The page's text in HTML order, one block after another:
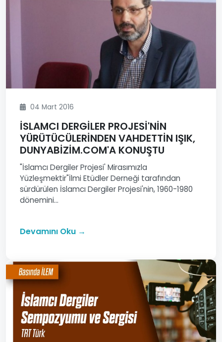
04 Mart 2016
İSLAMCI DERGİLER PROJESİ'NİN
YÜRÜTÜCÜLERİNDEN VAHDETTİN IŞIK,
DUNYABİZİM.COM'A KONUŞTU
"İslamcı Dergiler Projesi' Mirasımızla
Yüzleşmektir"İlmi Etüdler Derneği tarafından
sürdürülen İslamcı Dergiler Projesi'nin, 1960-1980
dönemini...
Devamını Oku →